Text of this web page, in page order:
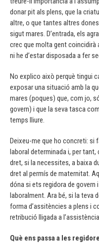
donar pit als plens, que la
altre, o que tantes altres
sigut mares. D’entrada, els
crec que molta gent coincidirà
ni he d’estar disposada a fer
No explico això perquè tingui
exposar una situació amb la
mares (poques) que, com jo,
govern) i que la seva tasca
temps lliure.
Deixeu-me que ho concreti: si
laboral determinada i, per
dret, si la necessites, a baixa
dret al permís de maternitat.
dóna si ets regidora de
laboralment. Ara bé, si la teva
forma d’assitències a plens i
retribució lligada a
Què ens passa a les